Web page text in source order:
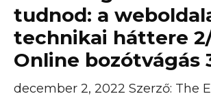
tudnod: a
technikai háttere
Online bozótvágás
december 2, 2022 Szerző: The